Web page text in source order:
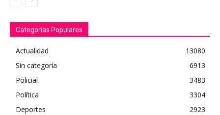
Categorías Populares
Actualidad
13080
Sin categoría
6913
Policial
3483
Política
3304
Deportes
2923